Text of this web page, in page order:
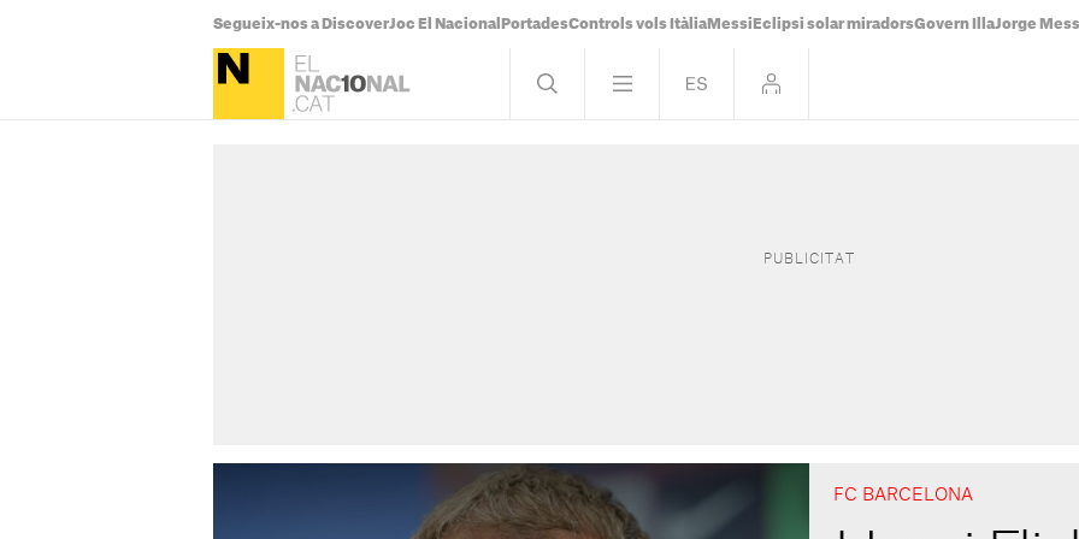
Segueix-nos a DiscoverJoc El Nacional PortadesControls vols Itàlia Messi Eclipsi solar miradorsGovern IllaJorge
FC BARCELONA